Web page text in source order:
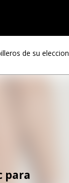
de su eleccion
para